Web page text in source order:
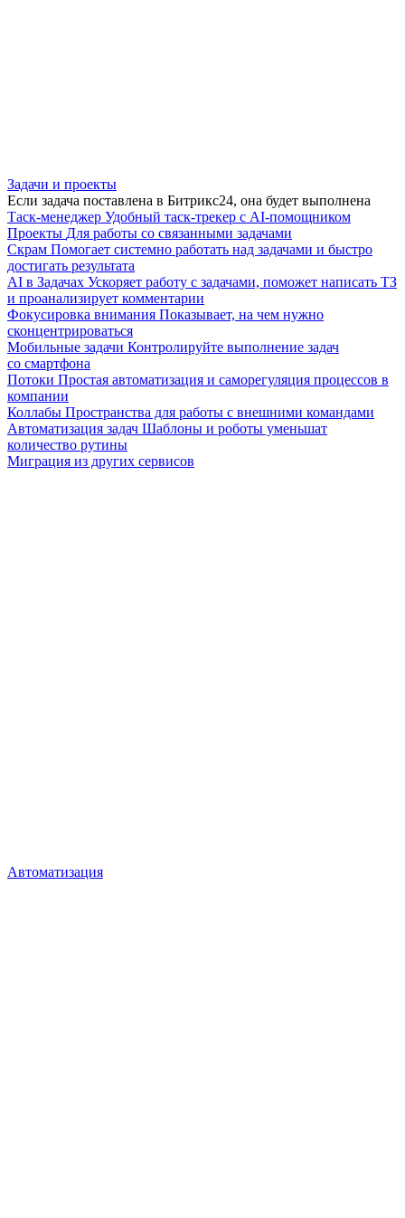
Задачи и проекты
Если задача поставлена в Битрикс24, она будет выполнена
Таск-менеджер Удобный таск-трекер с AI-помощником
Проекты Для работы со связанными задачами
Скрам Помогает системно работать над задачами и быстро
достигать результата
AI в Задачах Ускоряет работу с задачами, поможет написать ТЗ
и проанализирует комментарии
Фокусировка внимания Показывает, на чем нужно
сконцентрироваться
Мобильные задачи Контролируйте выполнение задач
со смартфона
Потоки Простая автоматизация и саморегуляция процессов в
компании
Коллабы Пространства для работы с внешними командами
Автоматизация задач Шаблоны и роботы уменьшат
количество рутины
Миграция из других сервисов
Автоматизация